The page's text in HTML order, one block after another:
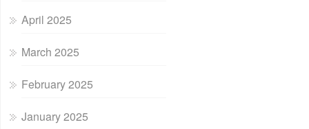
April 2025
March 2025
February 2025
January 2025